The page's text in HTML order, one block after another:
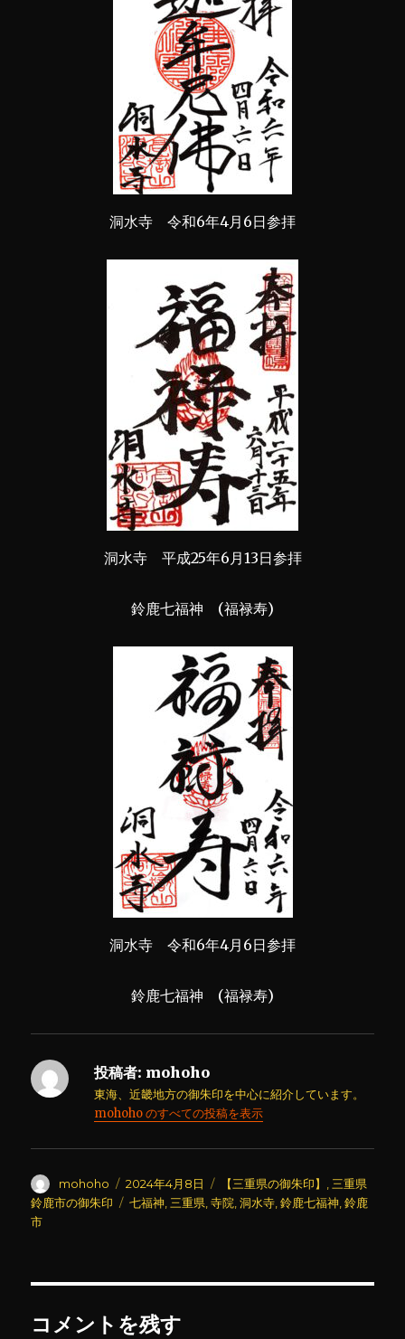
洞水寺 令和6年4月6日参拝
洞水寺 平成25年6月13日参拝
鈴鹿七福神 (福禄寿)
洞水寺 令和6年4月6日参拝
鈴鹿七福神 (福禄寿)
投稿者: mohoho
東海、近畿地方の御朱印を中心に紹介しています。
mohoho のすべての投稿を表示
投
稿
mohoho
投
稿
2024年4月8日
カ
テ
【三重県の御朱印】
三重県
鈴鹿市の御朱印
タ
七福神 三重県 ,寺院 ,洞水寺 ,鈴鹿七福神 ,鈴鹿
市
コメントを残す